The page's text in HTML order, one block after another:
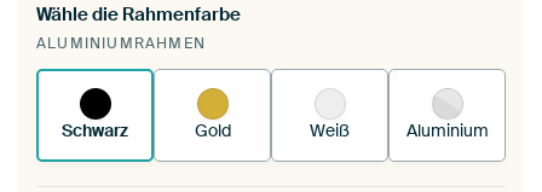
Du spannst einen wechselbaren Textiltuch in
deinen vorhandenen ArtFrame™.
funktioniert es.
Wähle die Rahmenfarbe
ALUMINIUMRAHMEN
Schwarz Gold Weiß Aluminium